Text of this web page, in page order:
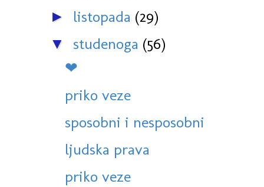
► listopada (29)
▼ studenoga (56)
❤
priko veze
sposobni i nesposobni
ljudska prava
priko veze